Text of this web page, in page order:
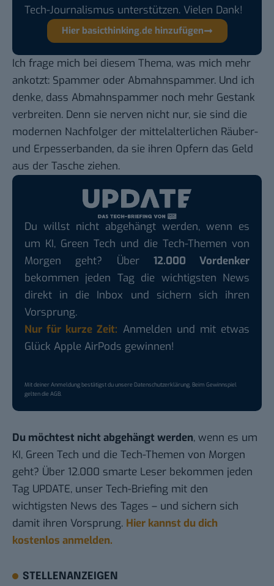
Tech-Journalismus unterstützen. Vielen Dank!
Hier basicthinking.de hinzufügen
Ich frage mich bei diesem Thema, was mich mehr
ankotzt: Spammer oder Abmahnspammer. Und ich
denke, dass Abmahnspammer noch mehr Gestank
verbreiten. Denn sie nerven nicht nur, sie sind die
modernen Nachfolger der mittelalterlichen Räuber-
und Erpesserbanden, da sie ihren Opfern das Geld
aus der Tasche ziehen.
Du willst nicht abgehängt werden, wenn es
um KI, Green Tech und die Tech-Themen von
Morgen geht? Über 12.000 Vordenker
bekommen jeden Tag die wichtigsten News
direkt in die Inbox und sichern sich ihren
Vorsprung.
Nur für kurze Zeit: Anmelden und mit etwas
Glück Apple AirPods gewinnen!
Mit deiner Anmeldung bestätigst du unsereDatenschutzerklärung. Beim Gewinnspiel
gelten dieAGB.
Du möchtest nicht abgehängt werden, wenn es um
KI, Green Tech und die Tech-Themen von Morgen
geht? Über 12.000 smarte Leser bekommen jeden
Tag UPDATE, unser Tech-Briefing mit den
wichtigsten News des Tages – und sichern sich
damit ihren Vorsprung. Hier kannst du dich
kostenlos anmelden.
STELLENANZEIGEN